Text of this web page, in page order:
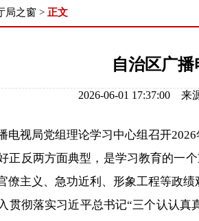
局之窗 > 正文
自治区广
2026-06-01 17:37:00
视局党组理论学习中心组召开2026
反两方面典型，是学习教育的一个
僚主义、急功近利、形象工程等政
彻落实习近平总书记“三个认认真